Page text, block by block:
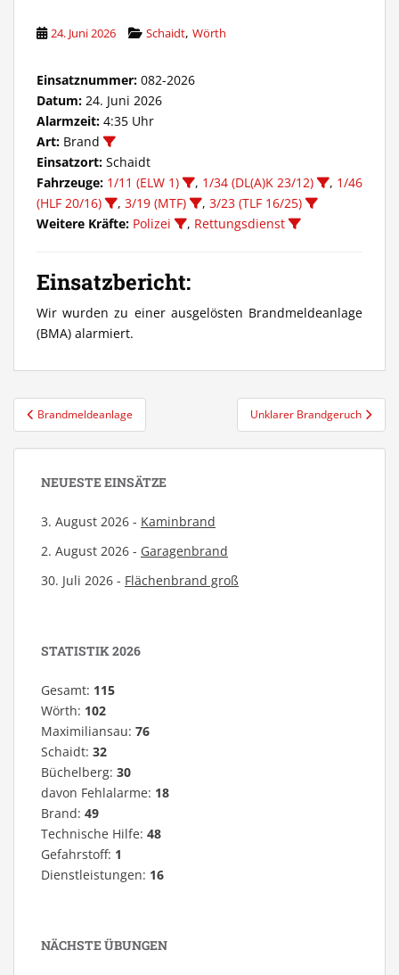
24. Juni 2026 Schaidt, Wörth
Einsatznummer: 082-2026
Datum: 24. Juni 2026
Alarmzeit: 4:35 Uhr
Art: Brand
Einsatzort: Schaidt
Fahrzeuge: 1/11 (ELW 1) , 1/34 (DL(A)K 23/12) , 1/46
(HLF 20/16)
, 3/19 (MTF) , 3/23 (TLF 16/25)
Weitere Kräfte: Polizei , Rettungsdienst
Einsatzbericht:
Wir wurden zu einer ausgelösten Brandmeldeanlage
(BMA) alarmiert.
Beitragsnavigation
Brandmeldeanlage Unklarer Brandgeruch
NEUESTE EINSÄTZE
3. August 2026 - Kaminbrand
2. August 2026 - Garagenbrand
30. Juli 2026 - Flächenbrand groß
STATISTIK 2026
Gesamt: 115
Wörth: 102
Maximiliansau: 76
Schaidt: 32
Büchelberg: 30
davon Fehlalarme: 18
Brand: 49
Technische Hilfe: 48
Gefahrstoff: 1
Dienstleistungen: 16
NÄCHSTE ÜBUNGEN